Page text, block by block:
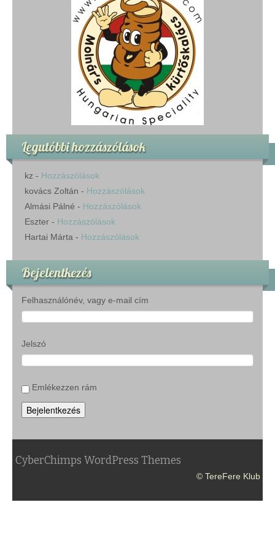
Legutóbbi hozzászólások
kz - Hozzászólások
kovács Zoltán - Hozzászólások
Almási Pálné - Hozzászólások
Eszter - Hozzászólások
Hartai Márta - Hozzászólások
Bejelentkezés
Felhasználónév, vagy e-mail cím
Jelszó
Emlékezzen rám
Bejelentkezés
CyberChimps WordPress Themes
© TereFere Klub